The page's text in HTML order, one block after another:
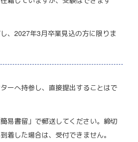
、2027年3月卒業見込の方に限りま
ーへ持参し、直接提出することはで
易書留」で郵送してください。締切
着した場合は、受付できません。